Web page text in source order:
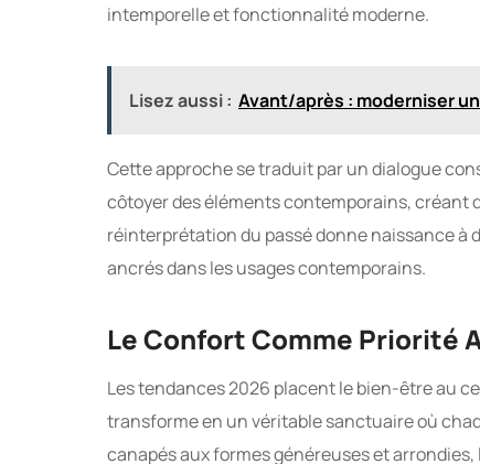
intemporelle et fonctionnalité moderne.
Lisez aussi : Avant/après : moderniser
Cette approche se traduit par un dialogue
côtoyer des éléments contemporains, créant
réinterprétation du passé donne naissance
ancrés dans les usages contemporains.
Le Confort Comme Priorité
Les tendances 2026 placent le bien-être au
transforme en un véritable sanctuaire où
canapés aux formes généreuses et